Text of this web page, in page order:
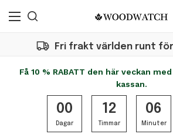
Fri frakt världen runt för
Få 10 % RABATT den här veckan
kassan.
00
Dagar
12
Timmar
06
Minuter